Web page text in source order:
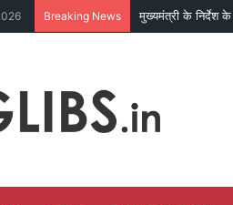
Breaking News छत्तीसगढ़ में रेलवे